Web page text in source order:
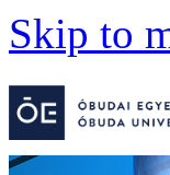
Skip to